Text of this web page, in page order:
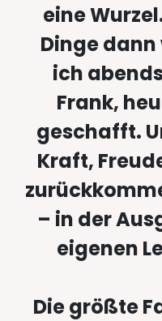
eine
Dinge
ich
Frank,
geschafft.
Kraft,
– in der
eigenen
Die größte